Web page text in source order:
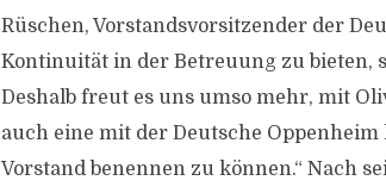
Rüschen, Vorstandsvorsitzender der
Kontinuität in der Betreuung zu bieten,
Deshalb freut es uns umso mehr, mit
auch eine mit der Deutsche
Vorstand benennen zu können.“ Nach